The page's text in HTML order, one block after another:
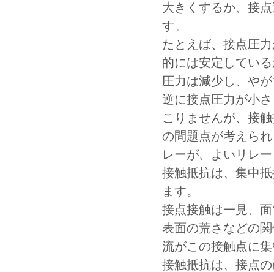
大きくするか、接
す。
たとえば、接点圧
的には安定してい
圧力は減少し、や
逆に接点圧力が小
こりませんが、接
の問題点が考えら
レーが、よいリレ
接触抵抗は、集中
ます。
接点接触は一見、
表面の荒さなどの
流がこの接触点に
接触抵抗は、接点